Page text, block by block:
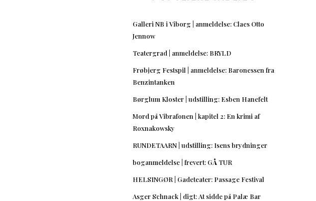
Galleri NB i Viborg | anmeldelse: Claes Otto
Jennow
Teatergrad | anmeldelse: BRYLD
Frøbjerg Festspil | anmeldelse: Baronessen fra
Benzintanken
Børglum Kloster | udstilling: Esben Hanefelt
Mord på Vibrafonen | kapitel 2: En krimi af
Roxnakowsky
RUNDETAARN | udstilling: Isens brydninger
boganmeldelse | frevert: GÅ TUR
HELSINGØR | Gadeteater: Passage Festival
Asger Schnack | digt: At sidde på Palæ Bar